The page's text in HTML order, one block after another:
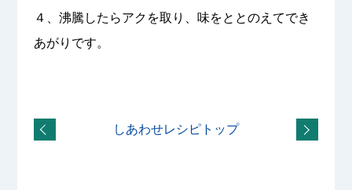
４、沸騰したらアクを取り、味をととのえてでき
あがりです。
しあわせレシピトップ